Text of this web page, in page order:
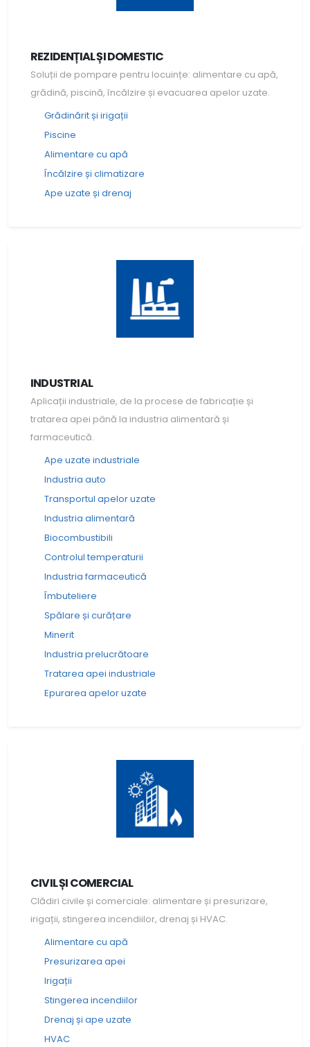
REZIDENȚIAL ȘI DOMESTIC
Soluții de pompare pentru locuințe: alimentare cu apă,
grădină, piscină, încălzire și evacuarea apelor uzate.
Grădinărit și irigații
Piscine
Alimentare cu apă
Încălzire și climatizare
Ape uzate și drenaj
INDUSTRIAL
Aplicații industriale, de la procese de fabricație și
tratarea apei până la industria alimentară și
farmaceutică.
Ape uzate industriale
Industria auto
Transportul apelor uzate
Industria alimentară
Biocombustibili
Controlul temperaturii
Industria farmaceutică
Îmbuteliere
Spălare și curățare
Minerit
Industria prelucrătoare
Tratarea apei industriale
Epurarea apelor uzate
CIVIL ȘI COMERCIAL
Clădiri civile și comerciale: alimentare și presurizare,
irigații, stingerea incendiilor, drenaj și HVAC.
Alimentare cu apă
Presurizarea apei
Irigații
Stingerea incendiilor
Drenaj și ape uzate
HVAC